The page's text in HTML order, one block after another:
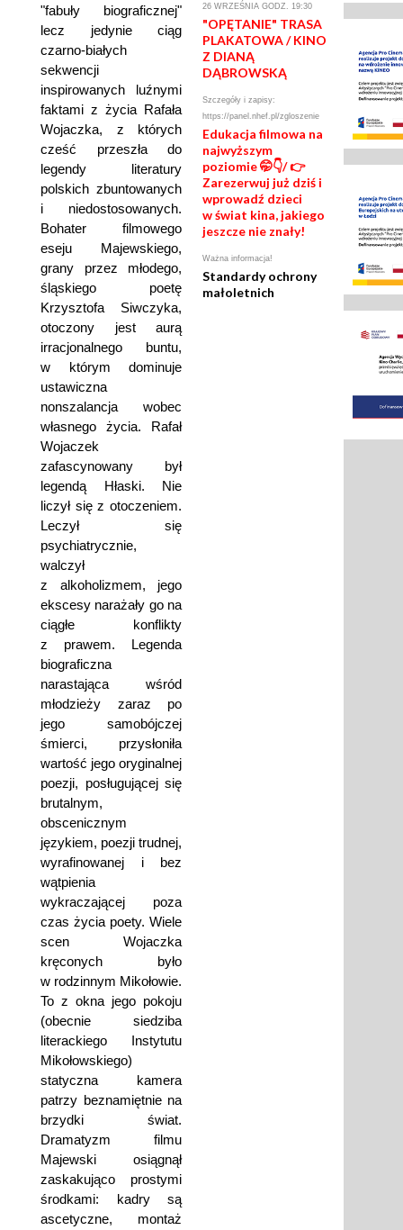
"fabuły biograficznej"
lecz jedynie ciąg
czarno-białych
sekwencji
inspirowanych luźnymi
faktami z życia Rafała
Wojaczka, z których
cześć przeszła do
legendy literatury
polskich zbuntowanych
i niedostosowanych.
Bohater filmowego
eseju Majewskiego,
grany przez młodego,
śląskiego poetę
Krzysztofa Siwczyka,
otoczony jest aurą
irracjonalnego buntu,
w którym dominuje
ustawiczna
nonszalancja wobec
własnego życia. Rafał
Wojaczek
zafascynowany był
legendą Hłaski. Nie
liczył się z otoczeniem.
Leczył się
psychiatrycznie,
walczył
z alkoholizmem, jego
ekscesy narażały go na
ciągłe konflikty
z prawem. Legenda
biograficzna
narastająca wśród
młodzieży zaraz po
jego samobójczej
śmierci, przysłoniła
wartość jego oryginalnej
poezji, posługującej się
brutalnym,
obscenicznym
językiem, poezji trudnej,
wyrafinowanej i bez
wątpienia
wykraczającej poza
czas życia poety. Wiele
scen Wojaczka
kręconych było
w rodzinnym Mikołowie.
To z okna jego pokoju
(obecnie siedziba
literackiego Instytutu
Mikołowskiego)
statyczna kamera
patrzy beznamiętnie na
brzydki świat.
Dramatyzm filmu
Majewski osiągnął
zaskakująco prostymi
środkami: kadry są
ascetyczne, montaż
26 WRZEŚNIA GODZ. 19:30
"OPĘTANIE" TRASA
PLAKATOWA / KINO
Z DIANĄ
DĄBROWSKĄ
Szczegóły i zapisy:
https://panel.nhef.pl/zgloszenie
Edukacja filmowa na
najwyższym
poziomie 🤭👇/ 👉
Zarezerwuj już dziś i
wprowadź dzieci
w świat kina, jakiego
jeszcze nie znały!
Ważna informacja!
Standardy ochrony
małoletnich